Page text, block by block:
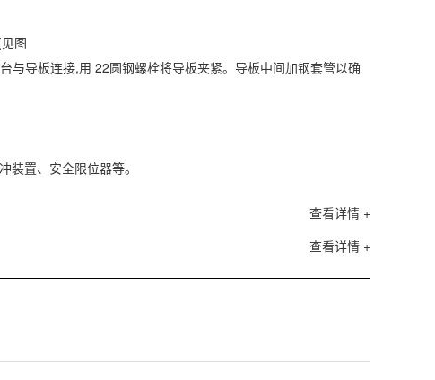
图
与导板连接,用 22圆钢螺栓将导板夹紧。导板中间加钢套管以确
置、安全限位器等。
查看详情 +
查看详情 +